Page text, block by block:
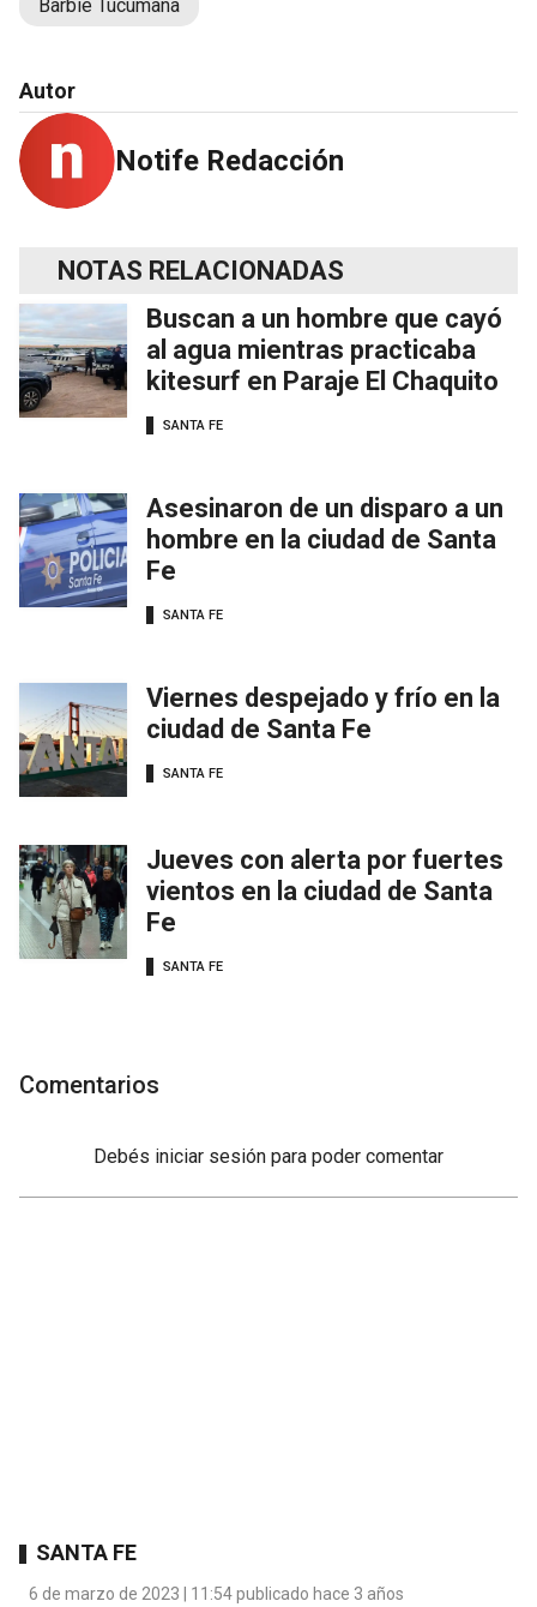
Barbie Tucumana
Autor
Notife Redacción
NOTAS RELACIONADAS
Buscan a un hombre que cayó
al agua mientras practicaba
kitesurf en Paraje El Chaquito
SANTA FE
Asesinaron de un disparo a un
hombre en la ciudad de Santa
Fe
SANTA FE
Viernes despejado y frío en la
ciudad de Santa Fe
SANTA FE
Jueves con alerta por fuertes
vientos en la ciudad de Santa
Fe
SANTA FE
Comentarios
Debés iniciar sesión para poder comentar
SANTA FE
6 de marzo de 2023 | 11:54 publicado hace 3 años